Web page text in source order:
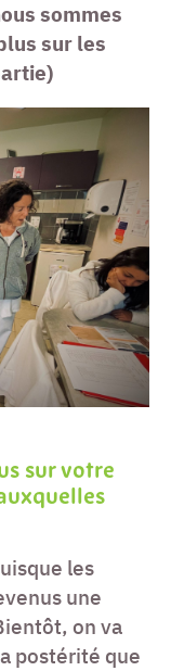
sommes
sur les
sur votre
les
une
on va
postérité que